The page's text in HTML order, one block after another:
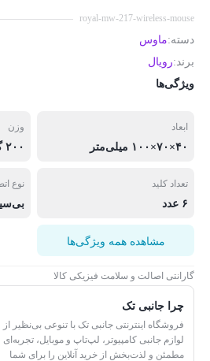
royal-mw-217-wireless-mouse
دسته:ماوس
برند:رویال
ویژگی‌ها
ابعاد
۴۰×۷۰×۱۰۰ میلی‌متر
وزن
۲۰۰ گرم
تعداد کلید
۶ عدد
نوع
مشاهده همه ویژگی‌ها
گارانتی اصالت و سلامت فیزیکی کالا
چرا جانبی تک
فروشگاه اینترنتی جانبی تک با تنوعی بی‌نظیر از
لوازم جانبی کامپیوتر، لپ‌تاپ و موبایل، تجربه‌ای
مطمئن و لذت‌بخش از خرید آنلاین را برای شما